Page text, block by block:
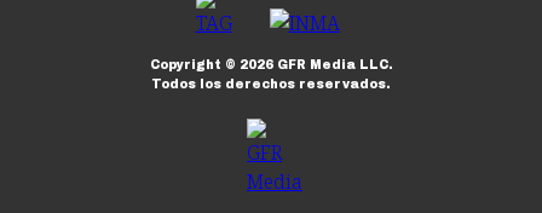
Copyright © 2026GFR Media LLC.
Todos los derechos reservados.